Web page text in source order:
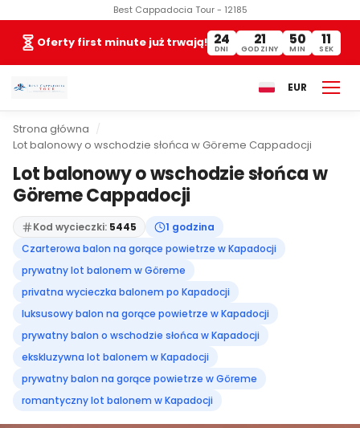
Best Cappadocia Tour - 12185
Oferty first minute już trwają! 24
DNI
21
GODZINY
50
MIN
10
SEK
EUR
Strona główna
Lot balonowy o wschodzie słońca w Göreme Cappadocji
Lot balonowy o wschodzie słońca w
Göreme Cappadocji
Kod wycieczki: 5445
1 godzina
Czarterowa balon na gorące powietrze w Kapadocji
prywatny lot balonem w Göreme
privatna wycieczka balonem po Kapadocji
luksusowy balon na gorące powietrze w Kapadocji
prywatny balon o wschodzie słońca w Kapadocji
ekskluzywna lot balonem w Kapadocji
prywatny balon na gorące powietrze w Göreme
romantyczny lot balonem w Kapadocji